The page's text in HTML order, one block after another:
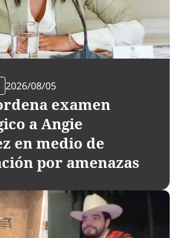
2026/08/05
examen
a Angie
en medio de
por amenazas